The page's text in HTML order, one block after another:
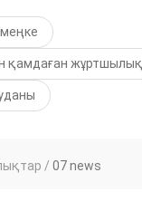
қамдаған жұртшылық
/ 07 news